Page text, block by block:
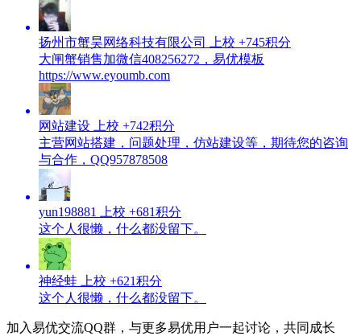
扬州市蟹昊网络科技有限公司 上校 +745积分
大闸蟹销售加微信408256272，易优模板
https://www.eyoumb.com
网站建设 上校 +742积分
主营网站搭建，问题处理，仿站建设等，期待您的咨询
与合作，QQ957878508
yun198881 上校 +681积分
这个人很懒，什么都没留下。
神经蛙 上校 +621积分
这个人很懒，什么都没留下。
加入易优交流QQ群，与更多易优用户一起讨论，共同成长